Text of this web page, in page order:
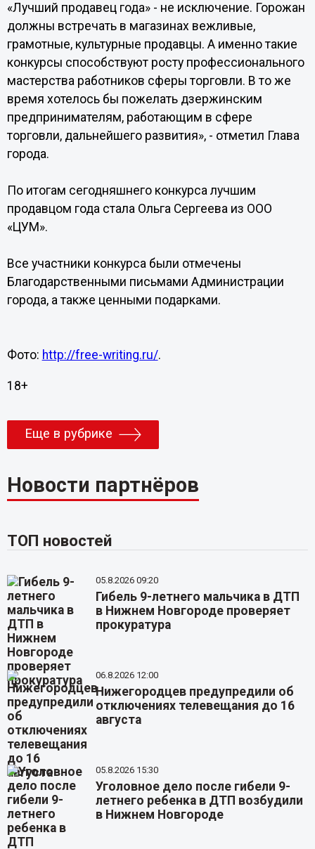
«Лучший продавец года» - не исключение. Горожан
должны встречать в магазинах вежливые,
грамотные, культурные продавцы. А именно такие
конкурсы способствуют росту профессионального
мастерства работников сферы торговли. В то же
время хотелось бы пожелать дзержинским
предпринимателям, работающим в сфере
торговли, дальнейшего развития», - отметил Глава
города.
По итогам сегодняшнего конкурса лучшим
продавцом года стала Ольга Сергеева из ООО
«ЦУМ».
Все участники конкурса были отмечены
Благодарственными письмами Администрации
города, а также ценными подарками.
Фото: http://free-writing.ru/.
18+
Еще в рубрике
Новости партнёров
ТОП новостей
05.8.2026 09:20
Гибель 9-летнего мальчика в ДТП
в Нижнем Новгороде проверяет
прокуратура
06.8.2026 12:00
Нижегородцев предупредили об
отключениях телевещания до 16
августа
05.8.2026 15:30
Уголовное дело после гибели 9-
летнего ребенка в ДТП возбудили
в Нижнем Новгороде